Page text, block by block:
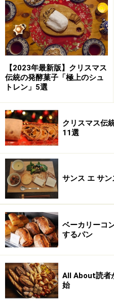
季節のカンパーニュ
まずは新作、季節のカンパ
クな「冬の訪れ」（ウーヴ
冬の訪れを感じさせる木枯
の刺激をハーブとスパイス
目も寂しく寒々しい感じの
時ににじみ出る甘みで、寒
い生命力の予感を表しまし
ナッツはクルミ、カシュー
ーブとスパイスは黒コシ
椒。なんといってもこの山
感を呼び覚ましてくれるパ
【2023年最新版】クリスマス
伝統の発酵菓子「極上のシュ
トレン」5選
クリスマス伝
11選
サンス エ サン
ベーカリーコ
するパン
All About読者
始